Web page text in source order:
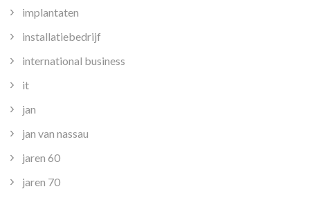
implantaten
installatiebedrijf
international business
it
jan
jan van nassau
jaren 60
jaren 70